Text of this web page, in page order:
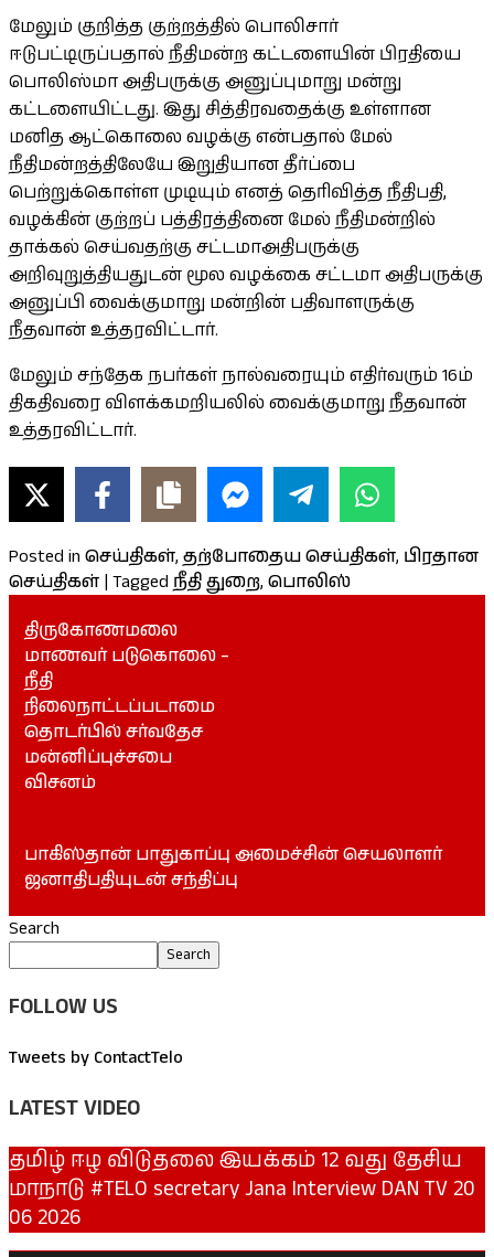
மேலும் குறித்த குற்றத்தில் பொலிசார்
ஈடுபட்டிருப்பதால் நீதிமன்ற கட்டளையின் பிரதியை
பொலிஸ்மா அதிபருக்கு அனுப்புமாறு மன்று
கட்டளையிட்டது. இது சித்திரவதைக்கு உள்ளான
மனித ஆட்கொலை வழக்கு என்பதால் மேல்
நீதிமன்றத்திலேயே இறுதியான தீர்ப்பை
பெற்றுக்கொள்ள முடியும் எனத் தெரிவித்த நீதிபதி,
வழக்கின் குற்றப் பத்திரத்தினை மேல் நீதிமன்றில்
தாக்கல் செய்வதற்கு சட்டமாஅதிபருக்கு
அறிவுறுத்தியதுடன் மூல வழக்கை சட்டமா அதிபருக்கு
அனுப்பி வைக்குமாறு மன்றின் பதிவாளருக்கு
நீதவான் உத்தரவிட்டார்.
மேலும் சந்தேக நபர்கள் நால்வரையும் எதிர்வரும் 16ம்
திகதிவரை விளக்கமறியலில் வைக்குமாறு நீதவான்
உத்தரவிட்டார்.
Posted in செய்திகள், தற்போதைய செய்திகள், பிரதான
செய்திகள் | Tagged நீதி துறை, பொலிஸ்
திருகோணமலை
மாணவர் படுகொலை –
நீதி
நிலைநாட்டப்படாமை
தொடர்பில் சர்வதேச
மன்னிப்புச்சபை
விசனம்
பாகிஸ்தான் பாதுகாப்பு அமைச்சின் செயலாளர்
ஜனாதிபதியுடன் சந்திப்பு
Search
Search
FOLLOW US
Tweets by ContactTelo
LATEST VIDEO
தமிழ் ஈழ விடுதலை இயக்கம் 12 வது தேசிய
மாநாடு #TELO secretary Jana Interview DAN TV 20
06 2026